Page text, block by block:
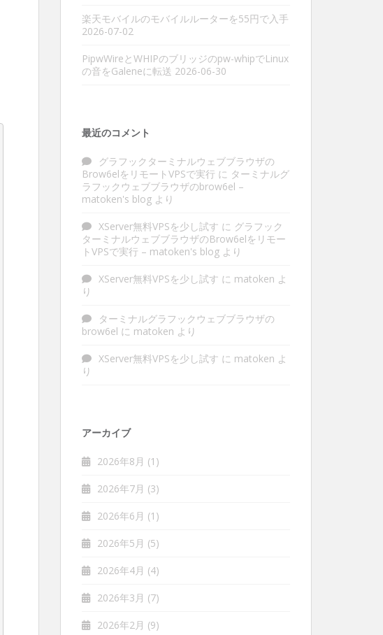
楽天モバイルのモバイルルーターを55円で入手
2026-07-02
PipwWireとWHIPのブリッジのpw-whipでLinux
の音をGaleneに転送 2026-06-30
最近のコメント
グラフックターミナルウェブブラウザの
Brow6elをリモートVPSで実行 に ターミナルグ
ラフックウェブブラウザのbrow6el –
matoken's blog より
XServer無料VPSを少し試す に グラフック
ターミナルウェブブラウザのBrow6elをリモー
トVPSで実行 – matoken's blog より
XServer無料VPSを少し試す に matoken よ
り
ターミナルグラフックウェブブラウザの
brow6el に matoken より
XServer無料VPSを少し試す に matoken よ
り
アーカイブ
2026年8月 (1)
2026年7月 (3)
2026年6月 (1)
2026年5月 (5)
2026年4月 (4)
2026年3月 (7)
2026年2月 (9)